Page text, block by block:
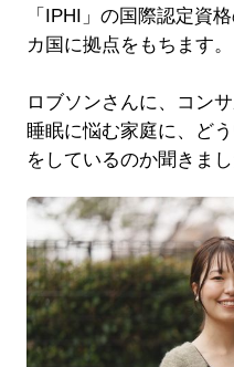
「IPHI」の国際認定資
カ国に拠点をもちます。
ロブソンさんに、コン
睡眠に悩む家庭に、ど
をしているのか聞きまし